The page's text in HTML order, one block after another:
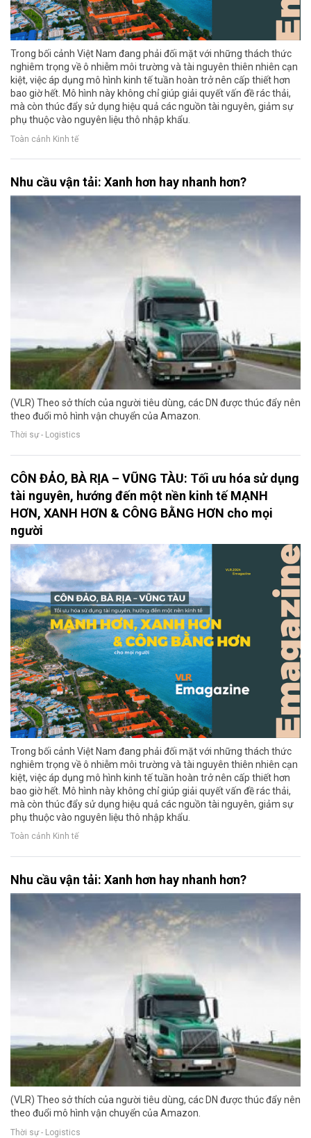
Trong bối cảnh Việt Nam đang phải đối mặt với những thách thức
nghiêm trọng về ô nhiễm môi trường và tài nguyên thiên nhiên cạn
kiệt, việc áp dụng mô hình kinh tế tuần hoàn trở nên cấp thiết hơn
bao giờ hết. Mô hình này không chỉ giúp giải quyết vấn đề rác thải,
mà còn thúc đẩy sử dụng hiệu quả các nguồn tài nguyên, giảm sự
phụ thuộc vào nguyên liệu thô nhập khẩu.
Toàn cảnh Kinh tế
Nhu cầu vận tải: Xanh hơn hay nhanh hơn?
(VLR) Theo sở thích của người tiêu dùng, các DN được thúc đẩy nên
theo đuổi mô hình vận chuyển của Amazon.
Thời sự - Logistics
CÔN ĐẢO, BÀ RỊA – VŨNG TÀU: Tối ưu hóa sử dụng
tài nguyên, hướng đến một nền kinh tế MẠNH
HƠN, XANH HƠN & CÔNG BẰNG HƠN cho mọi
người
Trong bối cảnh Việt Nam đang phải đối mặt với những thách thức
nghiêm trọng về ô nhiễm môi trường và tài nguyên thiên nhiên cạn
kiệt, việc áp dụng mô hình kinh tế tuần hoàn trở nên cấp thiết hơn
bao giờ hết. Mô hình này không chỉ giúp giải quyết vấn đề rác thải,
mà còn thúc đẩy sử dụng hiệu quả các nguồn tài nguyên, giảm sự
phụ thuộc vào nguyên liệu thô nhập khẩu.
Toàn cảnh Kinh tế
Nhu cầu vận tải: Xanh hơn hay nhanh hơn?
(VLR) Theo sở thích của người tiêu dùng, các DN được thúc đẩy nên
theo đuổi mô hình vận chuyển của Amazon.
Thời sự - Logistics